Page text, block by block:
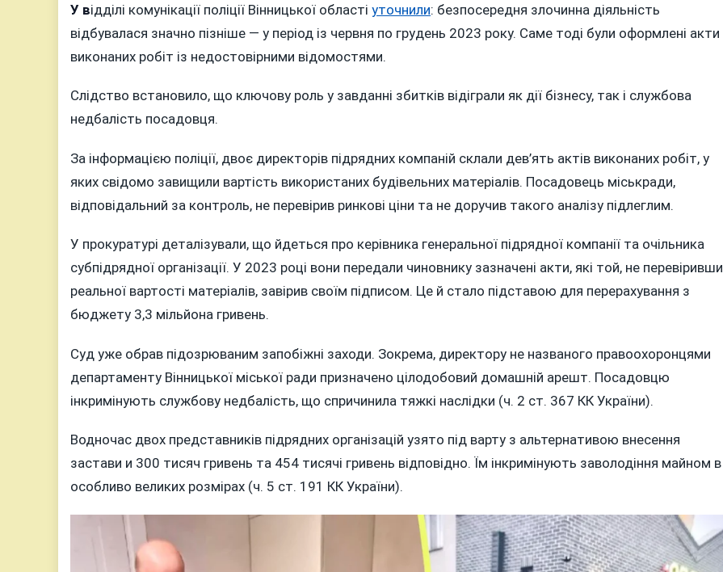
У відділі комунікації поліції Вінницької області уточнили: безпосередня злочинна діяльність
відбувалася значно пізніше — у період із червня по грудень 2023 року. Саме тоді були оформлені акти
виконаних робіт із недостовірними відомостями.
Слідство встановило, що ключову роль у завданні збитків відіграли як дії бізнесу, так і службова
недбалість посадовця.
За інформацією поліції, двоє директорів підрядних компаній склали дев’ять актів виконаних робіт, у
яких свідомо завищили вартість використаних будівельних матеріалів. Посадовець міськради,
відповідальний за контроль, не перевірив ринкові ціни та не доручив такого аналізу підлеглим.
У прокуратурі деталізували, що йдеться про керівника генеральної підрядної компанії та очільника
субпідрядної організації. У 2023 році вони передали чиновнику зазначені акти, які той, не перевіривши
реальної вартості матеріалів, завірив своїм підписом. Це й стало підставою для перерахування з
бюджету 3,3 мільйона гривень.
Суд уже обрав підозрюваним запобіжні заходи. Зокрема, директору не названого правоохоронцями
департаменту Вінницької міської ради призначено цілодобовий домашній арешт. Посадовцю
інкримінують службову недбалість, що спричинила тяжкі наслідки (ч. 2 ст. 367 КК України).
Водночас двох представників підрядних організацій узято під варту з альтернативою внесення
застави и 300 тисяч гривень та 454 тисячі гривень відповідно. Їм інкримінують заволодіння майном в
особливо великих розмірах (ч. 5 ст. 191 КК України).